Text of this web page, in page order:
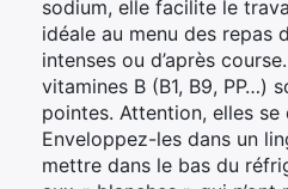
sodium, elle facilite le
idéale au menu des repas
intenses ou d’après
vitamines B (B1, B9, PP…)
pointes. Attention, elles se
Enveloppez-les dans un
mettre dans le bas du